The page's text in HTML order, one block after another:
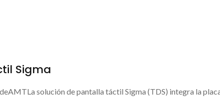
Sigma
solución de pantalla táctil Sigma (TDS) integra la